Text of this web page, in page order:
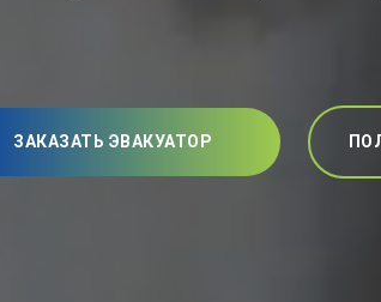
ЗАКАЗАТЬ ЭВАКУАТОР